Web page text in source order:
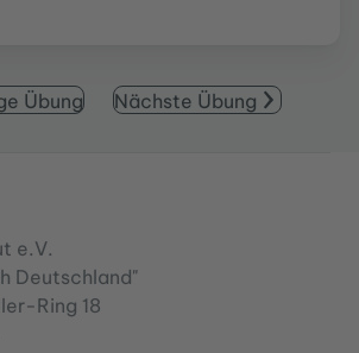
Übung Nächste Übung
e.V.
Deutschland"
Ring 18